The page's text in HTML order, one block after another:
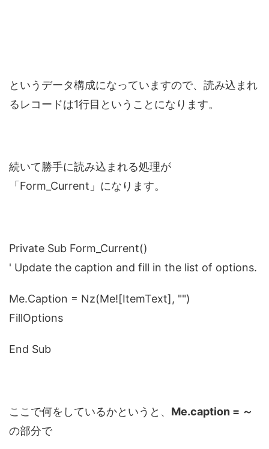
というデータ構成になっていますので、読み込まれ
るレコードは1行目ということになります。
続いて勝手に読み込まれる処理が
「Form_Current」になります。
Private Sub Form_Current()
' Update the caption and fill in the list of options.
Me.Caption = Nz(Me![ItemText], "")
FillOptions
End Sub
ここで何をしているかというと、 Me.caption = ～
の部分で